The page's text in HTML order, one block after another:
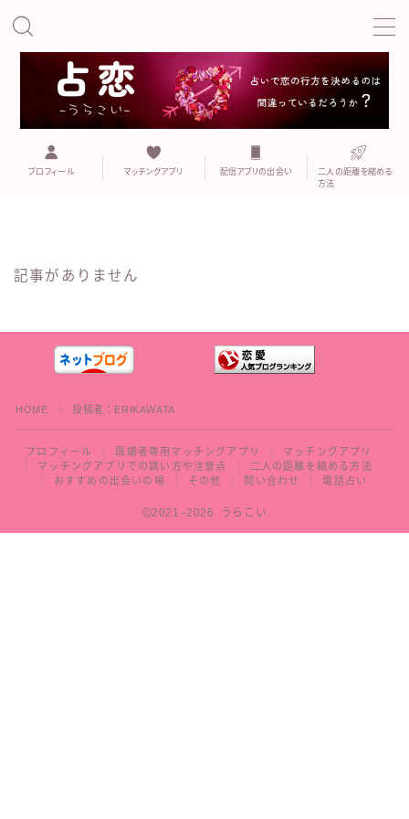
こい
MENU
プロフィール
既婚者専用マッチングアプリ
マッチングアプリでの誘い方や注意点
おすすめの出会いの場
その他
問い合わせ
電話占い
プロフィール マッチングアプリ 配信アプリの出会い
二人の距離を縮める
方法
記事がありません
HOME ＞ 投稿者：ERIKAWATA
プロフィール 既婚者専用マッチングアプリ
マッチングアプリ
マッチングアプリでの誘い方や注意点
二人の距離を縮める方法
おすすめの出会いの場
その他 問い合わせ 電話占い
2021–2026 うらこい